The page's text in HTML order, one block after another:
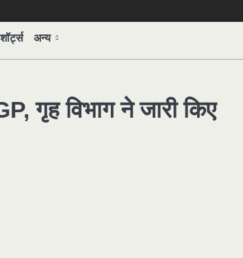
शॉर्ट्स अन्य
गृह विभाग ने जारी किए